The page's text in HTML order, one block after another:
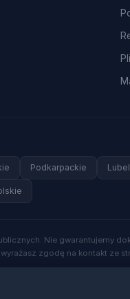
Podkarpackie
Nie gwarantujemy
zgodę na kontakt ze